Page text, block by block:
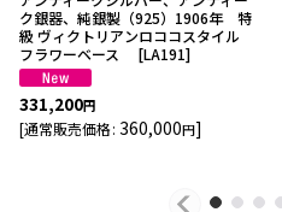
ク銀器、純銀製（925）1906年 特
級 ヴィクトリアンロココスタイル
フラワーベース
[LA191]
331,200円
[通常販売価格: 360,000円]